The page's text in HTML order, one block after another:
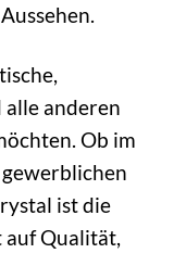
alle anderen
Ob im
ist die
Qualität,